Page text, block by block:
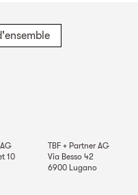
10
TBF + Partner AG
Via Besso 42
6900 Lugano